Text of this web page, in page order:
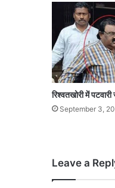
रिश्वतखोरी में
September 3,
Leave a